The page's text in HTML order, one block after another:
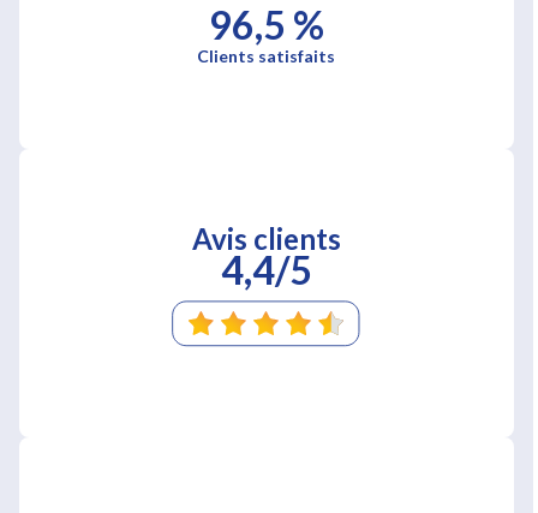
96,5 %
Clients satisfaits
Avis clients
4,4/5